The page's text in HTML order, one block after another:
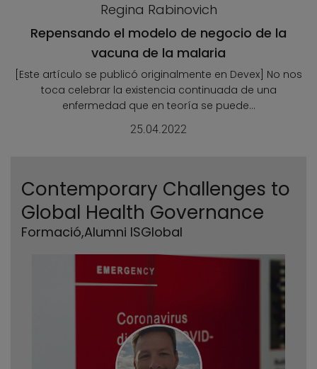
Regina Rabinovich
Repensando el modelo de negocio de la
vacuna de la malaria
[Este artículo se publicó originalmente en Devex] No nos
toca celebrar la existencia continuada de una
enfermedad que en teoría se puede...
25.04.2022
Contemporary Challenges to
Global Health Governance
Formació,Alumni ISGlobal